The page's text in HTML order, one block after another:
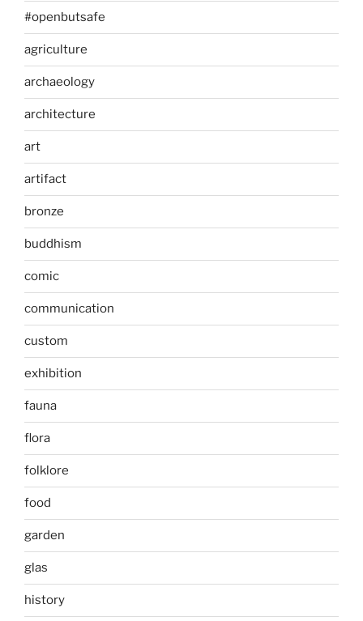
#openbutsafe
agriculture
archaeology
architecture
art
artifact
bronze
buddhism
comic
communication
custom
exhibition
fauna
flora
folklore
food
garden
glas
history